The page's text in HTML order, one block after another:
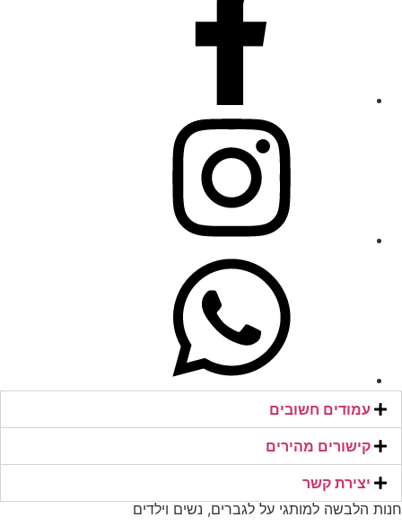
עמודים חשובים
קישורים מהירים​
יצירת קשר​
חנות הלבשה למותגי על לגברים, נשים וילדים